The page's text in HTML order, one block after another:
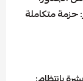
حزمة متكاملة